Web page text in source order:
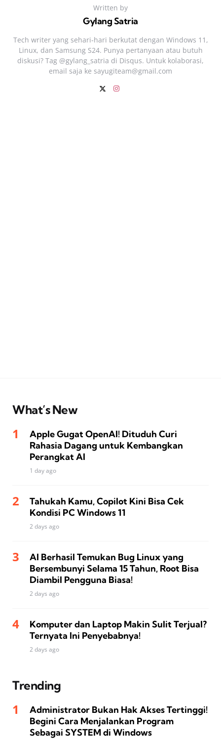
Written by
Gylang Satria
Tech writer yang sehari‑hari berkutat dengan Windows 11,
Linux, dan Samsung S24. Punya pertanyaan atau butuh
diskusi? Tag @gylang_satria di Disqus. Untuk kolaborasi,
email saja ke sayugiteam@gmail.com
What’s New
Apple Gugat OpenAI! Dituduh Curi
Rahasia Dagang untuk Kembangkan
Perangkat AI
1 day ago
Tahukah Kamu, Copilot Kini Bisa Cek
Kondisi PC Windows 11
2 days ago
AI Berhasil Temukan Bug Linux yang
Bersembunyi Selama 15 Tahun, Root Bisa
Diambil Pengguna Biasa!
2 days ago
Komputer dan Laptop Makin Sulit Terjual?
Ternyata Ini Penyebabnya!
2 days ago
Trending
Administrator Bukan Hak Akses Tertinggi!
Begini Cara Menjalankan Program
Sebagai SYSTEM di Windows